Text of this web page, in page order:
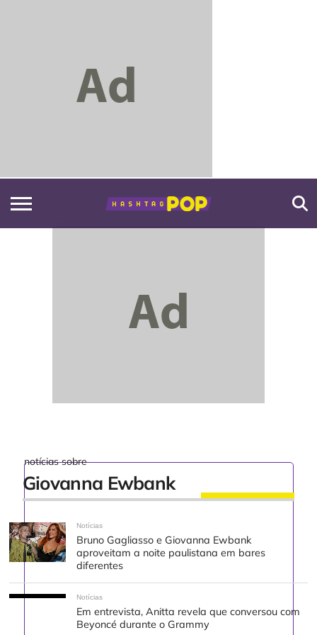
notícias sobre
Giovanna Ewbank
Notícias
Bruno Gagliasso e Giovanna Ewbank
aproveitam a noite paulistana em bares
diferentes
Notícias
Em entrevista, Anitta revela que conversou com
Beyoncé durante o Grammy